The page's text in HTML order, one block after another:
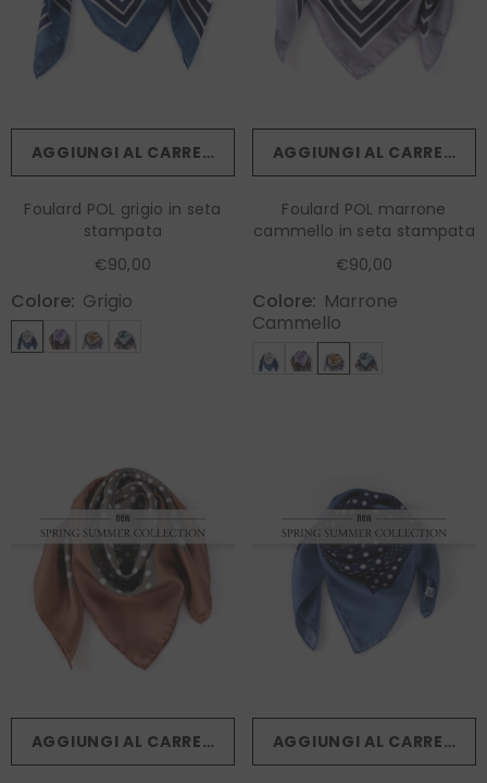
AGGIUNGI AL CARRELLO
Foulard POL grigio in seta
stampata
€90,00
Colore: Grigio
AGGIUNGI AL CARRELLO
Foulard POL marrone
cammello in seta stampata
€90,00
Colore: Marrone
Cammello
AGGIUNGI AL CARRELLO AGGIUNGI AL CARRELLO